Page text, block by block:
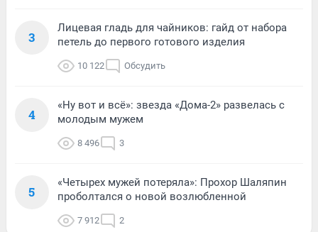
3
Лицевая гладь для чайников: гайд от набора
петель до первого готового изделия
10 122 Обсудить
4
«Ну вот и всё»: звезда «Дома-2» развелась с
молодым мужем
8 496 3
5
«Четырех мужей потеряла»: Прохор Шаляпин
проболтался о новой возлюбленной
7 912 2